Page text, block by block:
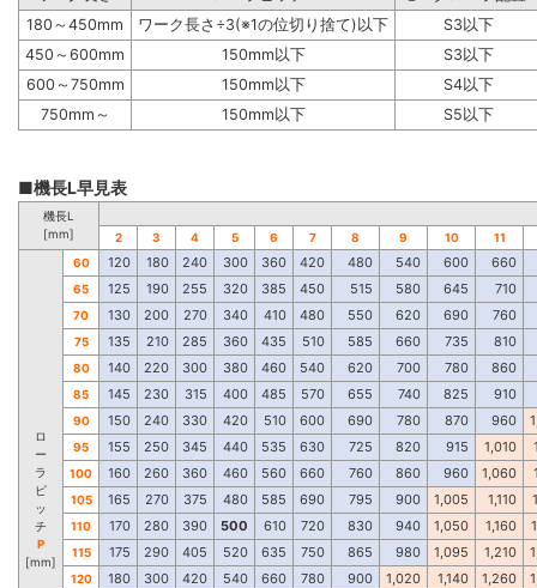
180～450mm
ワーク長さ÷3(※1の位切り捨て)以下
S3以下
450～600mm
150mm以下
S3以下
600～750mm
150mm以下
S4以下
750mm～
150mm以下 S5以下
■機長L早見表
機長L
[mm]
2 3 4 5 6 7 8 9 10 11
ロ
ー
ラ
ピ
ッ
チ
P
[mm]
60 120 180 240 300 360 420 480 540 600 660
65 125 190 255 320 385 450 515 580 645 710
70 130 200 270 340 410 480 550 620 690 760
75 135 210 285 360 435 510 585 660 735 810
80 140 220 300 380 460 540 620 700 780 860
85 145 230 315 400 485 570 655 740 825 910
90 150 240 330 420 510 600 690 780 870 960
95 155 250 345 440 535 630 725 820 915 1,010
100 160 260 360 460 560 660 760 860 960 1,060
105 165 270 375 480 585 690 795 900 1,005 1,110
110 170 280 390 500 610 720 830 940 1,050 1,160
115 175 290 405 520 635 750 865 980 1,095 1,210
120 180 300 420 540 660 780 900 1,020 1,140 1,260